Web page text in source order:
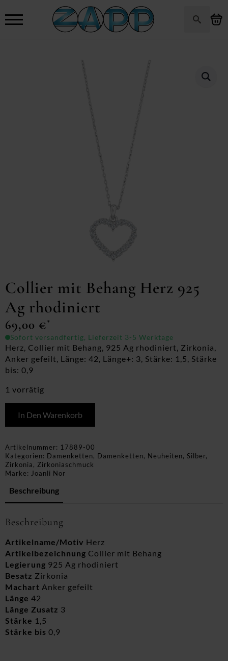
Collier mit Behang Herz 925
Ag rhodiniert
69,00 €*
Sofort versandfertig, Lieferzeit 3-5 Werktage
Herz, Collier mit Behang, 925 Ag rhodiniert, Zirkonia,
Anker gefeilt, Länge: 42, Länge+: 3, Stärke: 1,5, Stärke
bis: 0,9
1 vorrätig
In Den Warenkorb
Artikelnummer: 17889-00
Kategorien: Damenketten, Damenketten, Neuheiten, Silber,
Zirkonia, Zirkoniaschmuck
Marke: Joanli Nor
Beschreibung
Beschreibung
Artikelname/Motiv Herz
Artikelbezeichnung Collier mit Behang
Legierung 925 Ag rhodiniert
Besatz Zirkonia
Machart Anker gefeilt
Länge 42
Länge Zusatz 3
Stärke 1,5
Stärke bis 0,9